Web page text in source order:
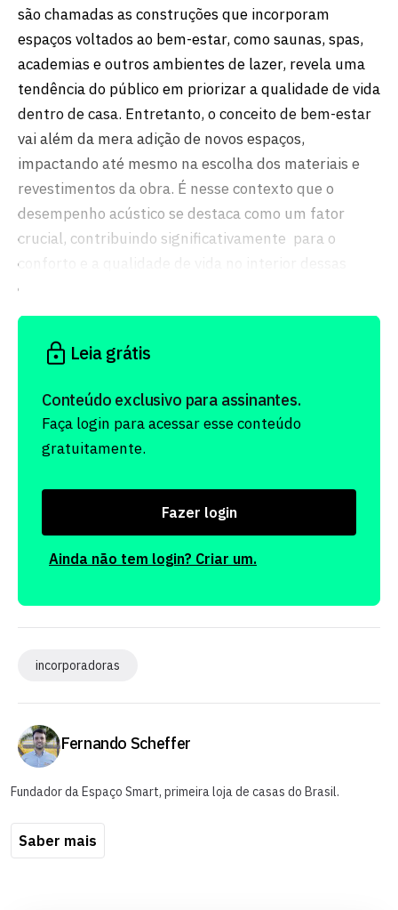
são chamadas as construções que incorporam
espaços voltados ao bem-estar, como saunas, spas,
academias e outros ambientes de lazer, revela uma
tendência do público em priorizar a qualidade de vida
dentro de casa. Entretanto, o conceito de bem-estar
vai além da mera adição de novos espaços,
impactando até mesmo na escolha dos materiais e
revestimentos da obra. É nesse contexto que o
desempenho acústico se destaca como um fator
crucial, contribuindo significativamente para o
conforto e a qualidade de vida no interior dessas
construções.
Leia grátis
Conteúdo exclusivo para assinantes.
Faça login para acessar esse conteúdo
gratuitamente.
Fazer login
Ainda não tem login? Criar um.
incorporadoras
Fernando Scheffer
Fundador da Espaço Smart, primeira loja de casas do Brasil.
Saber mais